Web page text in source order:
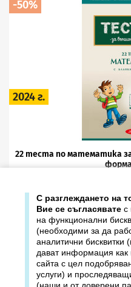
22 теста по математика
-50%
2024 г.
Продукти
Издателство ДОМИНО
С разглеждането на
Вие се съгласявате с
на функционални
(необходими за да
аналитични бисквитки
дават информация как
сайта с цел
услуги) и